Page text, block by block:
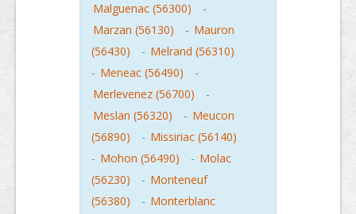
Malguenac (56300)
-
Marzan (56130)
- Mauron
(56430)
- Melrand (56310)
- Meneac (56490)
-
Merlevenez (56700)
-
Meslan (56320)
- Meucon
(56890)
- Missiriac (56140)
- Mohon (56490) - Molac
(56230)
- Monteneuf
(56380)
- Monterblanc